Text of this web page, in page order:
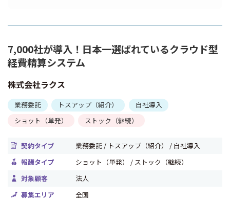
7,000社が導入！日本一選ばれているクラウド型
経費精算システム
株式会社ラクス
業務委託 トスアップ（紹介）
自社導入
ショット（単発）
ストック（継続）
契約タイプ
業務委託 / トスアップ（紹介） / 自社導入
報酬タイプ
ショット（単発） / ストック（継続）
対象顧客
法人
募集エリア
全国